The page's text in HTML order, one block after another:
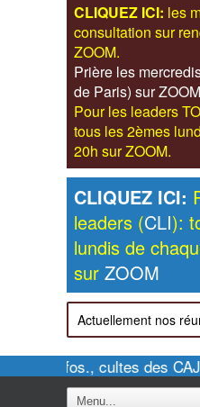
CLIQUEZ ICI: les
consultation sur
ZOOM.
Prière les
de Paris) sur
Pour les leaders
tous les 2èmes
20h sur ZOOM.
CLIQUEZ ICI:
leaders (CLI):
lundis de
sur ZOOM
Pour infos., cultes des